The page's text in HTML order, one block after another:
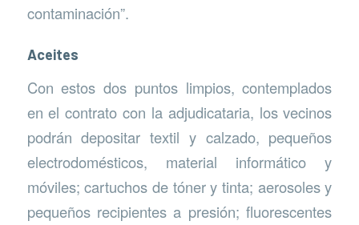
contaminación”.
Aceites
Con estos dos puntos limpios, contemplados
en el contrato con la adjudicataria, los vecinos
podrán depositar textil y calzado, ⁠pequeños
electrodomésticos, ⁠material informático y
móviles; ⁠cartuchos de tóner y tinta; ⁠aerosoles y
pequeños recipientes a presión; ⁠fluorescentes